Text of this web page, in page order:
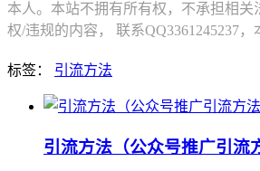
本人。本站不拥有所有权，不承担相关
权/违规的内容， 联系QQ3361245237，
标签： 引流方法
引流方法（公众号推广引流